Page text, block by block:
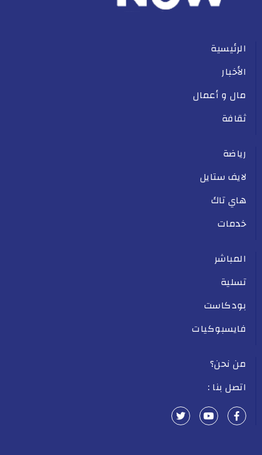
الرئيسية
الأخبار
مال و أعمال
ثقافة
رياضة
لايف ستايل
هاي تاك
خدمات
المباشر
تسلية
بودكاست
فايسبوكيات
من نحن؟
اتصل بنا :